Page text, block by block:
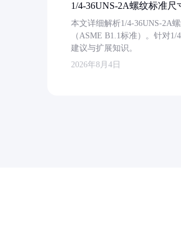
1/4-36UNS-2A螺纹标准尺
本文详细解析1/4-36UNS-2A
（ASME B1.1标准）。针对
建议与扩展知识。
2026年8月4日